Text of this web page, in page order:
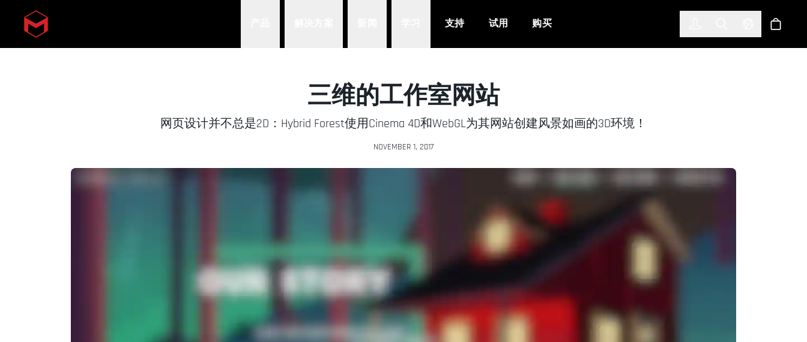
Skip to main content 支持 试用 购买 Select 商店
三维的工作室网站
网页设计并不总是2D：Hybrid Forest使用Cinema 4D和WebGL为其网站创建风景如画的3D环境！
NOVEMBER 1, 2017